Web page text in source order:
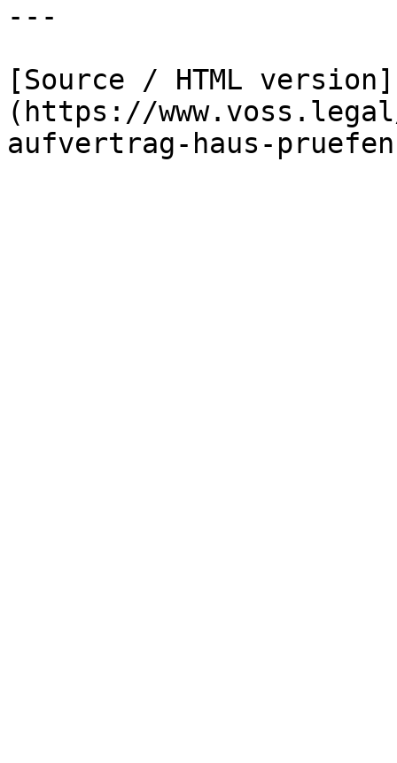
---
[Source / HTML version]
(https://